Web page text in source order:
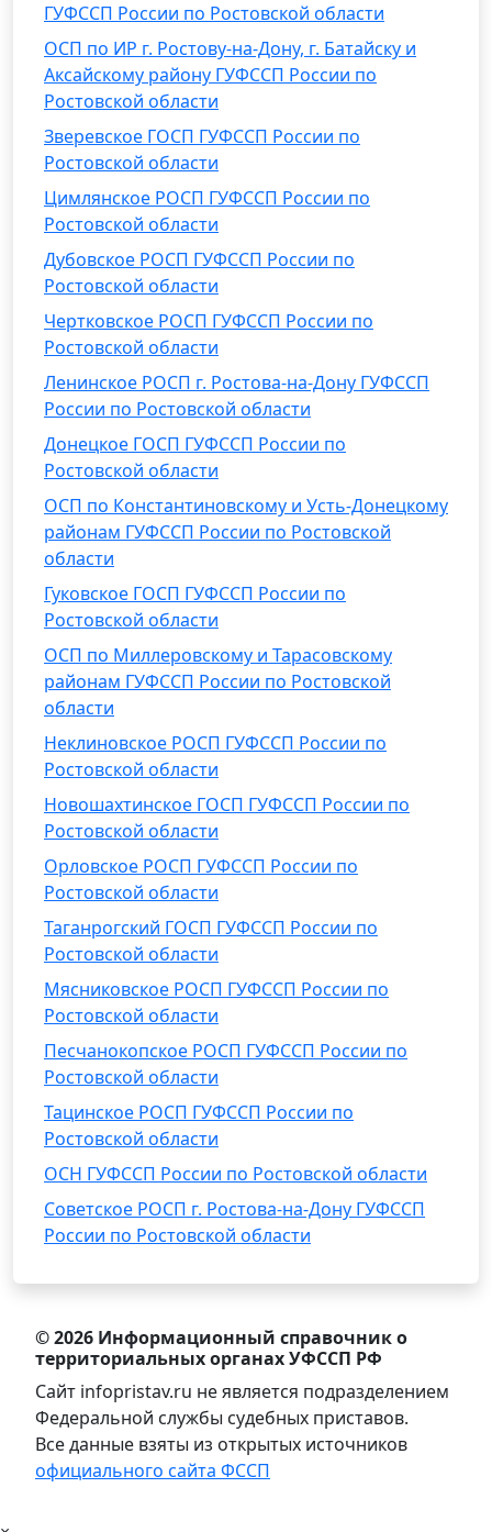
ГУФССП России по Ростовской области
ОСП по ИР г. Ростову-на-Дону, г. Батайску и
Аксайскому району ГУФССП России по
Ростовской области
Зверевское ГОСП ГУФССП России по
Ростовской области
Цимлянское РОСП ГУФССП России по
Ростовской области
Дубовское РОСП ГУФССП России по
Ростовской области
Чертковское РОСП ГУФССП России по
Ростовской области
Ленинское РОСП г. Ростова-на-Дону ГУФССП
России по Ростовской области
Донецкое ГОСП ГУФССП России по
Ростовской области
ОСП по Константиновскому и Усть-Донецкому
районам ГУФССП России по Ростовской
области
Гуковское ГОСП ГУФССП России по
Ростовской области
ОСП по Миллеровскому и Тарасовскому
районам ГУФССП России по Ростовской
области
Неклиновское РОСП ГУФССП России по
Ростовской области
Новошахтинское ГОСП ГУФССП России по
Ростовской области
Орловское РОСП ГУФССП России по
Ростовской области
Таганрогский ГОСП ГУФССП России по
Ростовской области
Мясниковское РОСП ГУФССП России по
Ростовской области
Песчанокопское РОСП ГУФССП России по
Ростовской области
Тацинское РОСП ГУФССП России по
Ростовской области
ОСН ГУФССП России по Ростовской области
Советское РОСП г. Ростова-на-Дону ГУФССП
России по Ростовской области
© 2026 Информационный справочник о
территориальных органах УФССП РФ
Сайт infopristav.ru не является подразделением
Федеральной службы судебных приставов.
Все данные взяты из открытых источников
официального сайта ФССП